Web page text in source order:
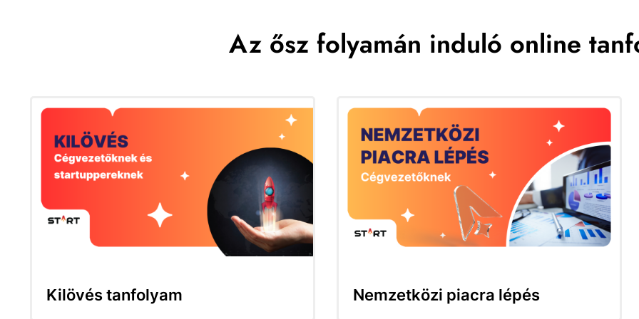
Az ősz folyamán induló online
Kilövés tanfolyam Nemzetközi piacra lépés